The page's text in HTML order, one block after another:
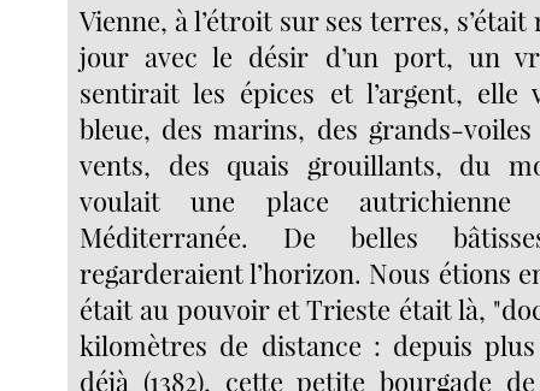
Vienne, à l’étroit sur ses terres,
jour avec le désir d’un port, un
sentirait les épices et l’argent, elle
bleue, des marins, des grands-
vents, des quais grouillants, du
voulait une place
Méditerranée. De belles
regarderaient l’horizon. Nous étions
était au pouvoir et Trieste était là,
kilomètres de distance : depuis
déjà (1382), cette petite bourgade